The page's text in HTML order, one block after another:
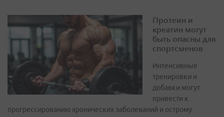
Протеин и
креатин могут
быть опасны для
спортсменов
Интенсивные
тренировки и
добавки могут
привести к
прогрессированию хронических заболеваний и острому